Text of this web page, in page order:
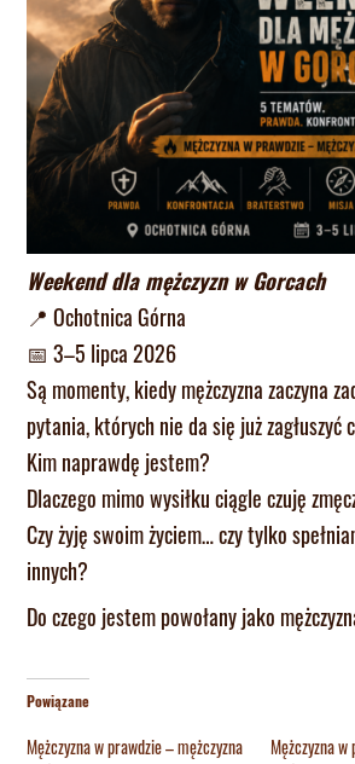
Weekend dla mężczyzn w Gorcach
📍 Ochotnica Górna
📅 3–5 lipca 2026
Są momenty, kiedy mężczyzna zaczyna
pytania, których nie da się już zagłuszyć
Kim naprawdę jestem?
Dlaczego mimo wysiłku ciągle czuję
Czy żyję swoim życiem… czy tylko
innych?
Do czego jestem powołany jako
Powiązane
Mężczyzna w prawdzie – mężczyzna
Mężczyzna